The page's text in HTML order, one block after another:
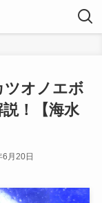
ツオノエボ
！【海水
6月20日